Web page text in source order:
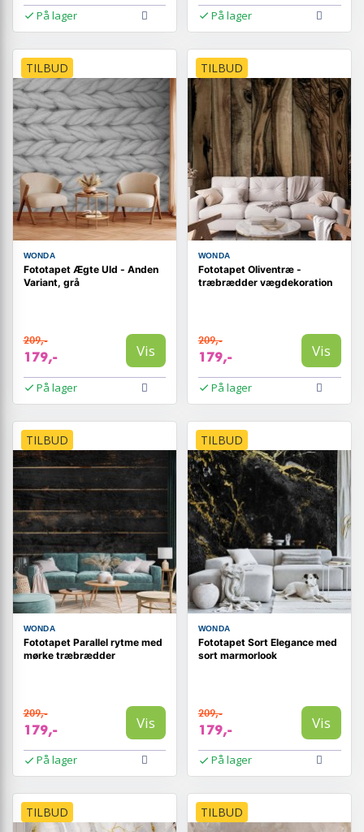
På lager På lager
TILBUD
WONDA
Fototapet Ægte Uld - Anden
Variant, grå
209,-
179,- Vis
På lager
TILBUD
WONDA
Fototapet Oliventræ -
træbrædder vægdekoration
209,-
179,- Vis
På lager
TILBUD
WONDA
Fototapet Parallel rytme med
mørke træbrædder
209,-
179,- Vis
På lager
TILBUD
WONDA
Fototapet Sort Elegance med
sort marmorlook
209,-
179,- Vis
På lager
TILBUD TILBUD